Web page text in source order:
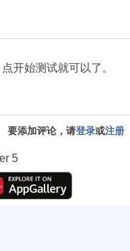
开始测试就可以了。
要添加评论，请登录或注册
5